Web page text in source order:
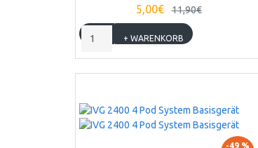
5,00€ 11,90€
+ WARENKORB
-49 %